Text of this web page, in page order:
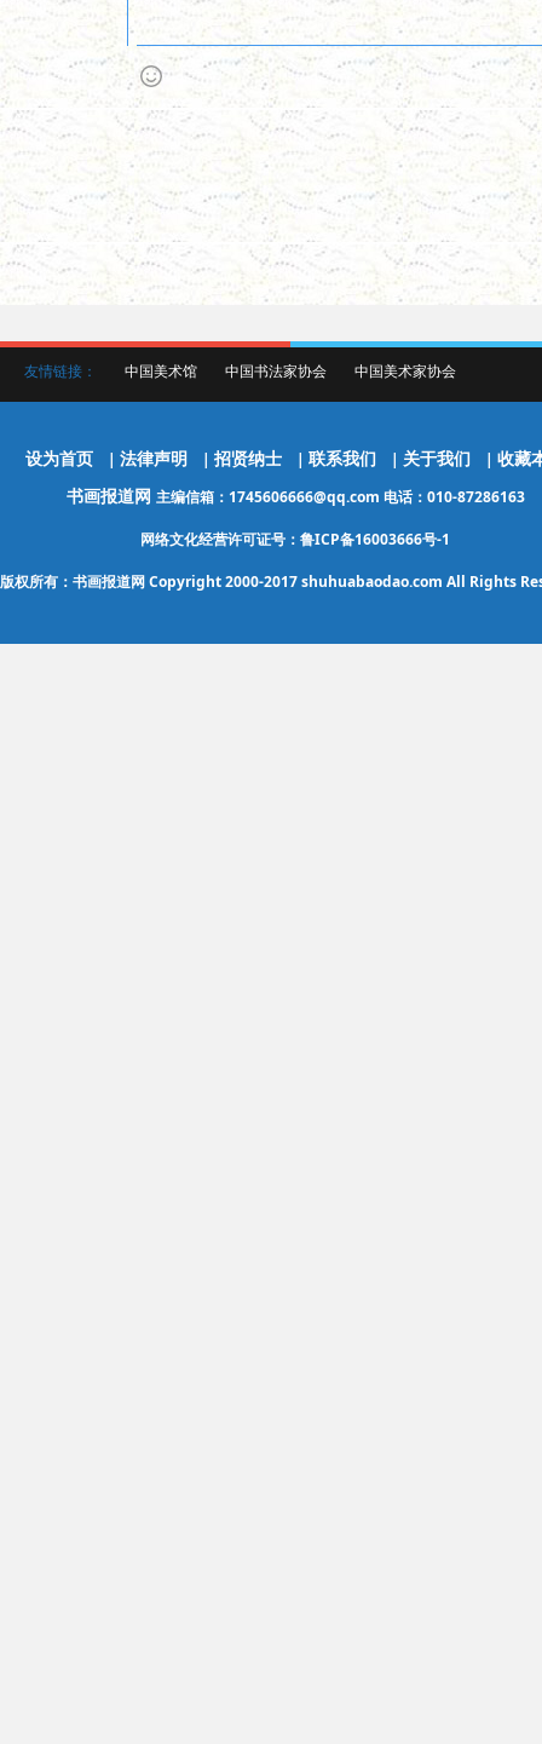
友情链接： 中国美术馆 中国书法家协会 中国美术家协会
设为首页 | 法律声明 | 招贤纳士 | 联系我们 | 关于我们 | 收藏
书画报道网 主编信箱：1745606666@qq.com 电话：010-87286163
网络文化经营许可证号：鲁ICP备16003666号-1
版权所有：书画报道网 Copyright 2000-2017 shuhuabaodao.com All Rights